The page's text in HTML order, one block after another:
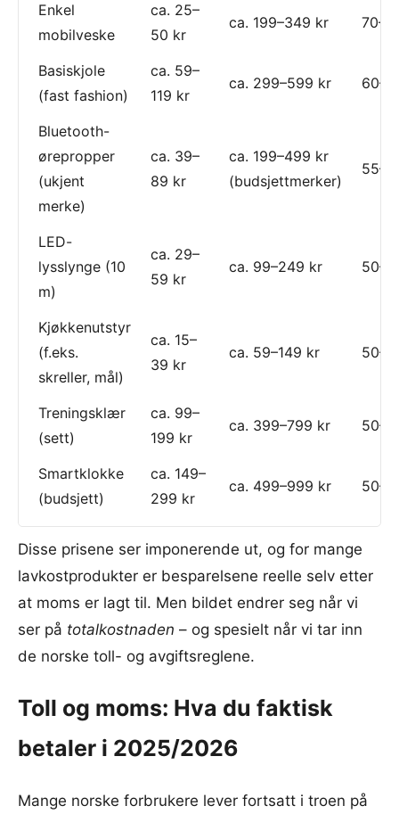
Enkel
mobilveske
ca. 25–
50 kr
ca. 199–349 kr
Basiskjole
(fast fashion)
ca. 59–
119 kr
ca. 299–599 kr
Bluetooth-
ørepropper
(ukjent
merke)
ca. 39–
89 kr
ca. 199–499 kr
(budsjettmerker)
LED-
lysslynge (10
m)
ca. 29–
59 kr
ca. 99–249 kr
Kjøkkenutstyr
(f.eks.
skreller, mål)
ca. 15–
39 kr
ca. 59–149 kr
Treningsklær
(sett)
ca. 99–
199 kr
ca. 399–799 kr
Smartklokke
(budsjett)
ca. 149–
299 kr
ca. 499–999 kr
Disse prisene ser imponerende ut, og for mange
lavkostprodukter er besparelsene reelle selv etter
at moms er lagt til. Men bildet endrer seg når vi
ser på totalkostnaden – og spesielt når vi tar inn
de norske toll- og avgiftsreglene.
Toll og moms: Hva du faktisk
betaler i 2025/2026
Mange norske forbrukere lever fortsatt i troen på